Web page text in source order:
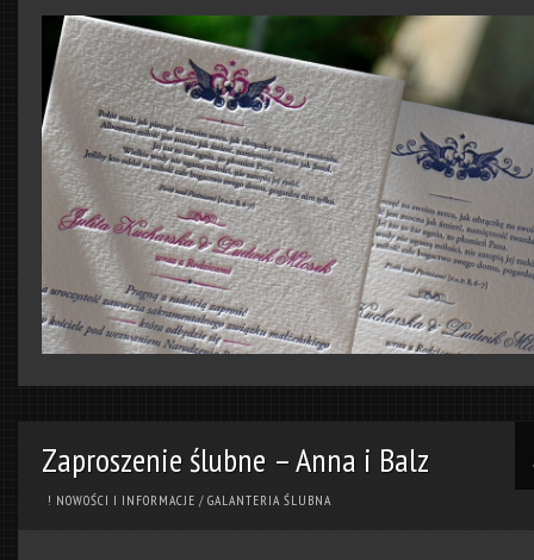
Zaproszenie ślubne – Anna i Balz
! NOWOŚCI I INFORMACJE / GALANTERIA ŚLUBNA